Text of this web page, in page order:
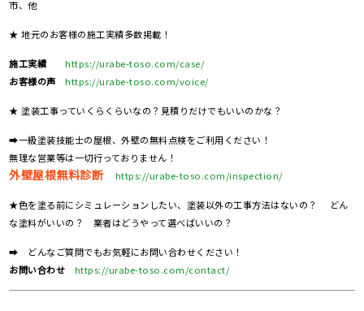
市、他
★ 地元のお客様の施工実績多数掲載！
施工実績
https://urabe-toso.com/case/
お客様の声
https://urabe-toso.com/voice/
★ 塗装工事っていくらくらいなの？見積りだけでもいいのかな？
➡一級塗装技能士の屋根、外壁の無料点検をご利用ください！
無理な営業等は一切行っておりません！
外壁屋根無料診断 https://urabe-toso.com/inspection/
★色を塗る前にシミュレーションしたい、塗装以外の工事方法はないの？ どん
な塗料がいいの？ 業者はどうやって選べばいいの？
➡ どんなご質問でもお気軽にお問い合わせください！
お問い合わせ
https://urabe-toso.com/contact/